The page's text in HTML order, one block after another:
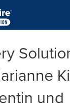
und